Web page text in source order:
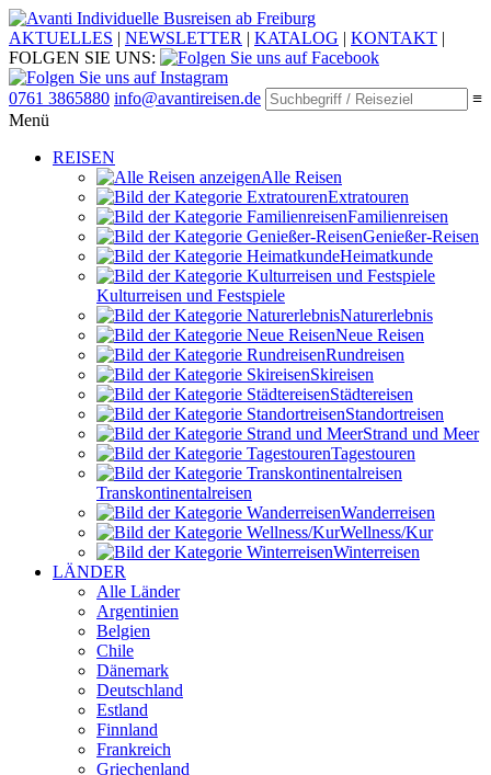
Individuelle Busreisen ab Freiburg
AKTUELLES | NEWSLETTER | KATALOG | KONTAKT |
FOLGEN SIE UNS:
0761 3865880 info@avantireisen.de
≡
Menü
REISEN
Alle Reisen
Extratouren
Familien­reisen
Genießer-Reisen
Heimatkunde
Kultur­reisen und Festspiele
Naturerlebnis
Neue Reisen
Rund­reisen
Ski­reisen
Städte­reisen
Standort­reisen
Strand und Meer
Tagestouren
Transkontinental­reisen
Wander­reisen
Wellness/Kur
Winter­reisen
LÄNDER
Alle Länder
Argentinien
Belgien
Chile
Dänemark
Deutschland
Estland
Finnland
Frankreich
Griechenland